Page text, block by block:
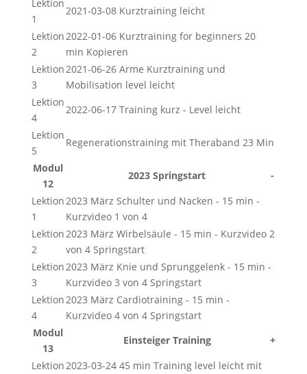
Lektion
1
2021-03-08 Kurztraining leicht
Lektion
2
2022-01-06 Kurztraining for beginners 20
min Kopieren
Lektion
3
2021-06-26 Arme Kurztraining und
Mobilisation level leicht
Lektion
4
2022-06-17 Training kurz - Level leicht
Lektion
5
Regenerationstraining mit Theraband 23 Min
Modul
12
2023 Springstart
-
Lektion
1
2023 März Schulter und Nacken - 15 min -
Kurzvideo 1 von 4
Lektion
2
2023 März Wirbelsäule - 15 min - Kurzvideo 2
von 4 Springstart
Lektion
3
2023 März Knie und Sprunggelenk - 15 min -
Kurzvideo 3 von 4 Springstart
Lektion
4
2023 März Cardiotraining - 15 min -
Kurzvideo 4 von 4 Springstart
Modul
13
Einsteiger Training
+
Lektion2023-03-24 45 min Training level leicht mit